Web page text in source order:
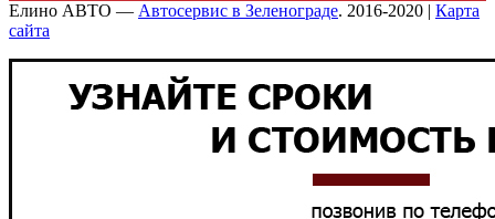
Елино АВТО — Автосервис в Зеленограде. 2016-2020 | Карта
сайта